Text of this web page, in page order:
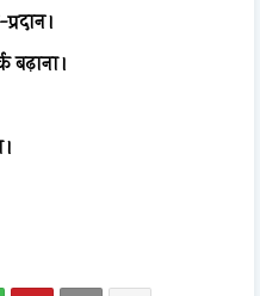
बढ़ाना।